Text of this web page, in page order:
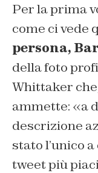
Per la prima
come ci vede
persona,
della foto
Whittaker
ammette: «a
descrizione
stato l’unico
tweet più